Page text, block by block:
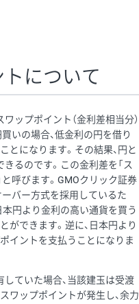
について
ップポイント（金利差相当分）
いの場合、低金利の円を借り
とになります。その結果、円と
るのです。この金利差を「ス
と呼びます。GMOクリック証券
バー方式を採用しているた
本円より金利の高い通貨を買う
ができます。逆に、日本円より
イントを支払うことになりま
ていた場合、当該建玉は受渡
ワップポイントが発生し、余力